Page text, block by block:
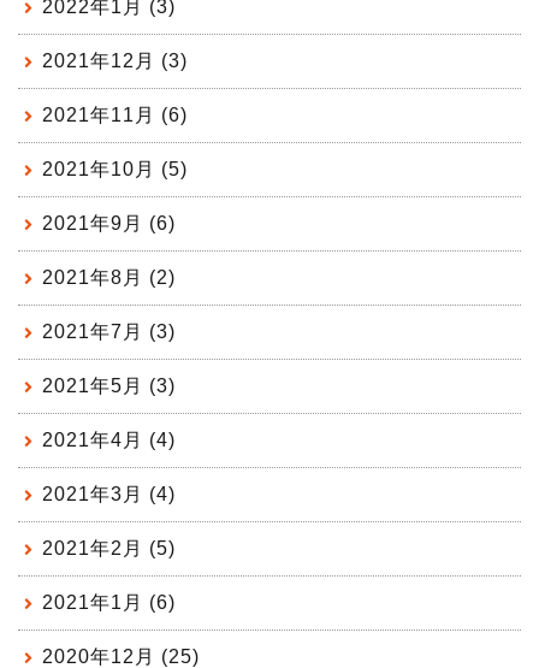
2022年1月 (3)
2021年12月 (3)
2021年11月 (6)
2021年10月 (5)
2021年9月 (6)
2021年8月 (2)
2021年7月 (3)
2021年5月 (3)
2021年4月 (4)
2021年3月 (4)
2021年2月 (5)
2021年1月 (6)
2020年12月 (25)